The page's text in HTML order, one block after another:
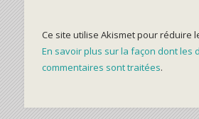
Ce site utilise Akismet pour réduire
En savoir plus sur la façon dont les
commentaires sont traitées.